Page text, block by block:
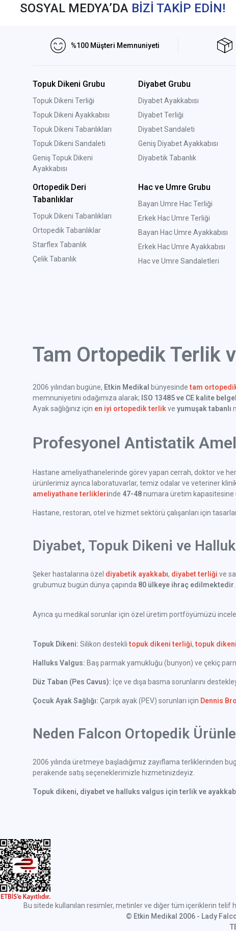
SOSYAL MEDYA’DA BİZİ TAKİP EDİN!
%100 Müşteri Memnuniyeti
Topuk Dikeni Grubu
Topuk Dikeni Terliği
Topuk Dikeni Ayakkabısı
Topuk Dikeni Tabanlıkları
Topuk Dikeni Sandaleti
Geniş Topuk Dikeni
Ayakkabısı
Diyabet Grubu
Diyabet Ayakkabısı
Diyabet Terliği
Diyabet Sandaleti
Geniş Diyabet Ayakkabısı
Diyabetik Tabanlık
Ortopedik Deri
Tabanlıklar
Topuk Dikeni Tabanlıkları
Ortopedik Tabanlıklar
Starflex Tabanlık
Çelik Tabanlık
Hac ve Umre Grubu
Bayan Umre Hac Terliği
Erkek Hac Umre Terliği
Bayan Hac Umre Ayakkabısı
Erkek Hac Umre Ayakkabısı
Hac ve Umre Sandaletleri
Tam Ortopedik Terlik
2006 yılından bugüne, Etkin Medikal bünyesindetam
memnuniyetini odağımıza alarak; ISO 13485 ve CE kalite
Ayak sağlığınız için en iyi ortopedik terlikve yumuşak tabanlı
Profesyonel Antistatik
Hastane ameliyathanelerinde görev yapan cerrah, doktor ve
ürünlerimiz ayrıca laboratuvarlar, temiz odalar ve veteriner
ameliyathane terliklerinde 47-48numara üretim kapasitesine
Hastane, restoran, otel ve hizmet sektörü çalışanları için
Diyabet, Topuk Dikeni ve
Şeker hastalarına özel diyabetik ayakkabı, diyabet terliği ve
grubumuz bugün dünya çapında 80 ülkeye ihraç edilmektedir.
Ayrıca şu medikal sorunlar için özel üretim portföyümüzü
Topuk Dikeni: Silikon desteklitopuk dikeni terliği,topuk dikeni
Halluks Valgus: Baş parmak yamukluğu (bunyon) ve çekiç
Düz Taban (Pes Cavus): İçe ve dışa basma sorunlarını
Çocuk Ayak Sağlığı: Çarpık ayak (PEV) sorunları için Dennis
Neden Falcon Ortopedik
2006 yılında üretmeye başladığımız zayıflama terliklerinden
perakende satış seçeneklerimizle hizmetinizdeyiz.
Topuk dikeni, diyabet ve halluks valgus için terlik ve
Bu sitede kullanılan resimler, metinler ve diğer tüm içeriklerin telif
© Etkin Medikal 2006 - Lady